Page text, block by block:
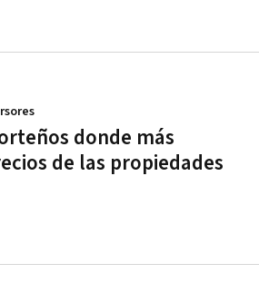
donde más
de las propiedades